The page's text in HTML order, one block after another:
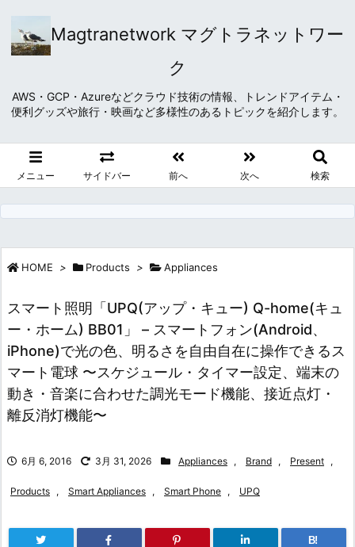
Magtranetwork マグトラネットワー
ク
AWS・GCP・Azureなどクラウド技術の情報、トレンドアイテム・
便利グッズや旅行・映画など多様性のあるトピックを紹介します。
メニュー サイドバー 前へ 次へ 検索
HOME > Products > Appliances
スマート照明「UPQ(アップ・キュー) Q-home(キュ
ー・ホーム) BB01」 – スマートフォン(Android、
iPhone)で光の色、明るさを自由自在に操作できるス
マート電球 〜スケジュール・タイマー設定、端末の
動き・音楽に合わせた調光モード機能、接近点灯・
離反消灯機能〜
6月 6, 2016 3月 31, 2026 Appliances , Brand , Present ,
Products , Smart Appliances , Smart Phone , UPQ
B!